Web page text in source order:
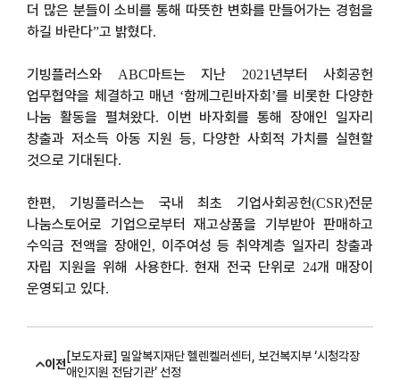
더 많은 분들이 소비를 통해 따뜻한 변화를 만들어가는 경험을
하길 바란다”고 밝혔다.
기빙플러스와 ABC마트는 지난 2021 년부터 사회공헌
업무협약을 체결하고 매년 ‘함께그린바자회 ’를 비롯한 다양한
나눔 활동을 펼쳐왔다. 이번 바자회를 통해 장애인 일자리
창출과 저소득 아동 지원 등, 다양한 사회적 가치를 실현할
것으로 기대된다.
한편, 기빙플러스는 국내 최초 기업사회공헌(CSR)전문
나눔스토어로 기업으로부터 재고상품을 기부받아 판매하고
수익금 전액을 장애인, 이주여성 등 취약계층 일자리 창출과
자립 지원을 위해 사용한다. 현재 전국 단위로 24개 매장이
운영되고 있다.
이전
[보도자료] 밀알복지재단 헬렌켈러센터, 보건복지부 ‘시청각장
애인지원 전담기관’ 선정